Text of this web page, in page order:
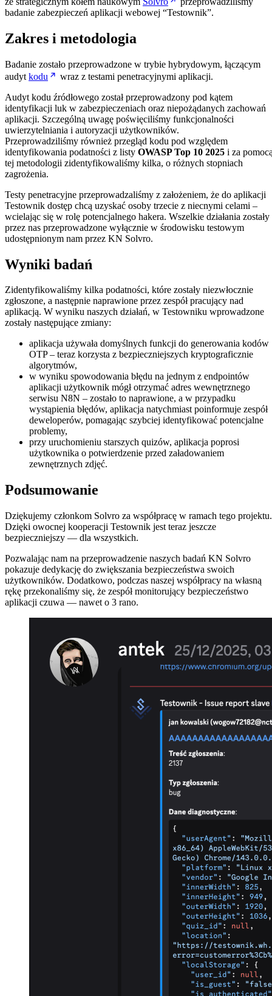
badanie zabezpieczeń aplikacji webowej “Testownik”.
Zakres i metodologia
Badanie zostało przeprowadzone w trybie hybrydowym, łączącym
audyt kodu
wraz z testami penetracyjnymi aplikacji.
Audyt kodu źródłowego został przeprowadzony pod kątem
identyfikacji luk w zabezpieczeniach oraz niepożądanych zachowań
aplikacji. Szczególną uwagę poświęciliśmy funkcjonalności
uwierzytelniania i autoryzacji użytkowników.
Przeprowadziliśmy również przegląd kodu pod względem
identyfikowania podatności z listy OWASP Top 10 2025 i za
tej metodologii zidentyfikowaliśmy kilka, o różnych stopniach
zagrożenia.
Testy penetracyjne przeprowadzaliśmy z założeniem, że do aplikacji
Testownik dostęp chcą uzyskać osoby trzecie z niecnymi celami –
wcielając się w rolę potencjalnego hakera. Wszelkie działania zostały
przez nas przeprowadzone wyłącznie w środowisku testowym
udostępnionym nam przez KN Solvro.
Wyniki badań
Zidentyfikowaliśmy kilka podatności, które zostały niezwłocznie
zgłoszone, a następnie naprawione przez zespół pracujący nad
aplikacją. W wyniku naszych działań, w Testowniku wprowadzone
zostały następujące zmiany:
aplikacja używała domyślnych funkcji do generowania kodów
OTP – teraz korzysta z bezpieczniejszych kryptograficznie
algorytmów,
w wyniku spowodowania błędu na jednym z endpointów
aplikacji użytkownik mógł otrzymać adres wewnętrznego
serwisu N8N – zostało to naprawione, a w przypadku
wystąpienia błędów, aplikacja natychmiast poinformuje zespół
deweloperów, pomagając szybciej identyfikować potencjalne
problemy,
przy uruchomieniu starszych quizów, aplikacja poprosi
użytkownika o potwierdzenie przed załadowaniem
zewnętrznych zdjęć.
Podsumowanie
Dziękujemy członkom Solvro za współpracę w ramach tego projektu.
Dzięki owocnej kooperacji Testownik jest teraz jeszcze
bezpieczniejszy — dla wszystkich.
Pozwalając nam na przeprowadzenie naszych badań KN Solvro
pokazuje dedykację do zwiększania bezpieczeństwa swoich
użytkowników. Dodatkowo, podczas naszej współpracy na własną
rękę przekonaliśmy się, że zespół monitorujący bezpieczeństwo
aplikacji czuwa — nawet o 3 rano.